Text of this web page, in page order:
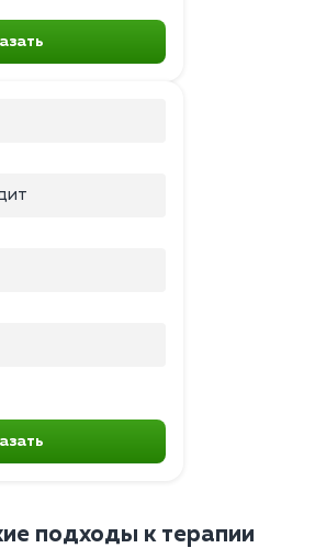
подходы к терапии